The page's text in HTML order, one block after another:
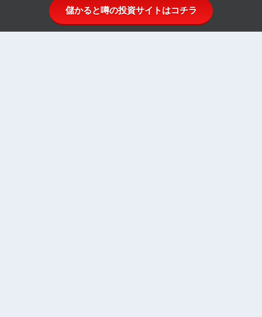
儲かると噂の投資サイトはコチラ